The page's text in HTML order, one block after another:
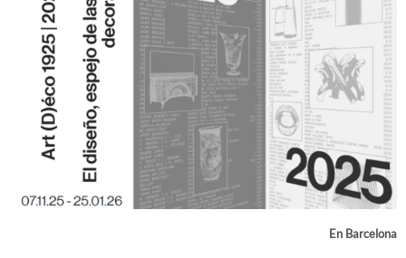
En Barcelona